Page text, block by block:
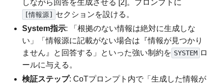
しながら回答を生成させる [2]。プロンプトに
[情報源]
セクションを設ける。
System指示: 「根拠のない情報は絶対に生成しな
い」「情報源に記載がない場合は『情報が見つかり
ません』と回答する」といった強い制約を SYSTEM ロ
ールに与える。
検証ステップ: CoTプロンプト内で「生成した情報が